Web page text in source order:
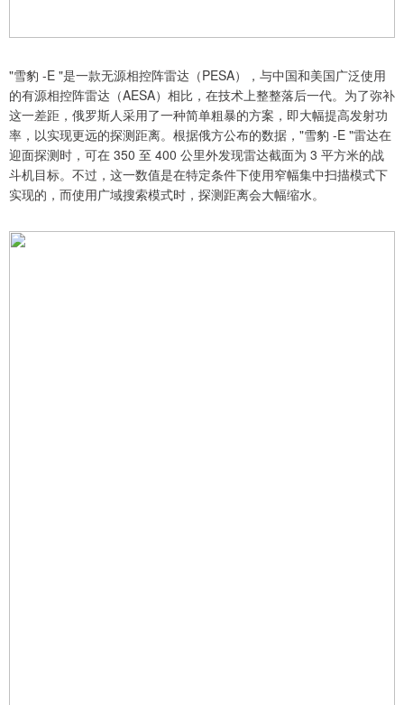
"雪豹 -E "是一款无源相控阵雷达（PESA），与中国和美国广泛使用
的有源相控阵雷达（AESA）相比，在技术上整整落后一代。为了弥补
这一差距，俄罗斯人采用了一种简单粗暴的方案，即大幅提高发射功
率，以实现更远的探测距离。根据俄方公布的数据，"雪豹 -E "雷达在
迎面探测时，可在 350 至 400 公里外发现雷达截面为 3 平方米的战
斗机目标。不过，这一数值是在特定条件下使用窄幅集中扫描模式下
实现的，而使用广域搜索模式时，探测距离会大幅缩水。